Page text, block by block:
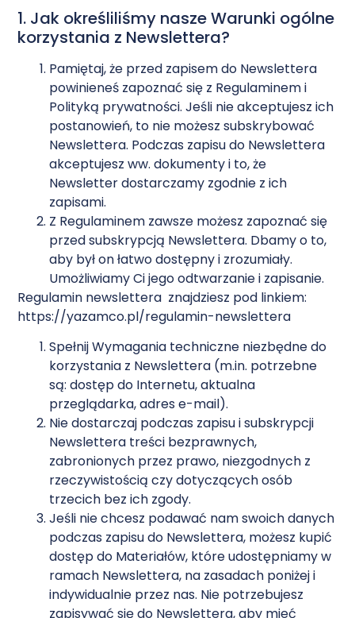
1. Jak określiliśmy nasze Warunki ogólne
korzystania z Newslettera?
Pamiętaj, że przed zapisem do Newslettera
powinieneś zapoznać się z Regulaminem i
Polityką prywatności. Jeśli nie akceptujesz ich
postanowień, to nie możesz subskrybować
Newslettera. Podczas zapisu do Newslettera
akceptujesz ww. dokumenty i to, że
Newsletter dostarczamy zgodnie z ich
zapisami.
Z Regulaminem zawsze możesz zapoznać się
przed subskrypcją Newslettera. Dbamy o to,
aby był on łatwo dostępny i zrozumiały.
Umożliwiamy Ci jego odtwarzanie i zapisanie.
Regulamin newslettera znajdziesz pod linkiem:
https://yazamco.pl/regulamin-newslettera
Spełnij Wymagania techniczne niezbędne do
korzystania z Newslettera (m.in. potrzebne
są: dostęp do Internetu, aktualna
przeglądarka, adres e-mail).
Nie dostarczaj podczas zapisu i subskrypcji
Newslettera treści bezprawnych,
zabronionych przez prawo, niezgodnych z
rzeczywistością czy dotyczących osób
trzecich bez ich zgody.
Jeśli nie chcesz podawać nam swoich danych
podczas zapisu do Newslettera, możesz kupić
dostęp do Materiałów, które udostępniamy w
ramach Newslettera, na zasadach poniżej i
indywidualnie przez nas. Nie potrzebujesz
zapisywać się do Newslettera, aby mieć